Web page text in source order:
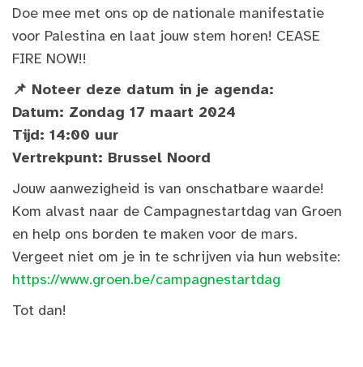
Doe mee met ons op de nationale manifestatie
voor Palestina en laat jouw stem horen! CEASE
FIRE NOW!!
📌 Noteer deze datum in je agenda:
Datum: Zondag 17 maart 2024
Tijd: 14:00 uur
Vertrekpunt: Brussel Noord
Jouw aanwezigheid is van onschatbare waarde!
Kom alvast naar de Campagnestartdag van Groen
en help ons borden te maken voor de mars.
Vergeet niet om je in te schrijven via hun website:
https://www.groen.be/campagnestartdag
Tot dan!